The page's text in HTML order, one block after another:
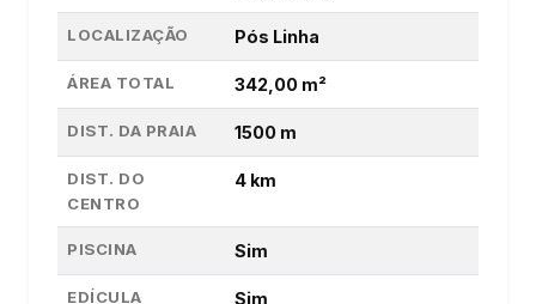
LOCALIZAÇÃO Pós Linha
ÁREA TOTAL 342,00 m²
DIST. DA PRAIA 1500 m
DIST. DO
CENTRO
4 km
PISCINA Sim
EDÍCULA Sim